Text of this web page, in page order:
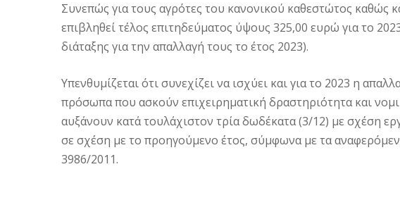
Συνεπώς για τους αγρότες του κανονικού καθεστώτος καθώς
επιβληθεί τέλος επιτηδεύματος ύψους 325,00 ευρώ για το
διάταξης για την απαλλαγή τους το έτος 2023).
Υπενθυμίζεται ότι συνεχίζει να ισχύει και για το 2023 η
πρόσωπα που ασκούν επιχειρηματική δραστηριότητα και
αυξάνουν κατά τουλάχιστον τρία δωδέκατα (3/12) με σχέση
σε σχέση με το προηγούμενο έτος, σύμφωνα με τα
3986/2011.